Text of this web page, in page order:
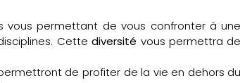
vous permettant de vous confronter à une
Cettediversité vous permettra de
de profiter de la vie en dehors du